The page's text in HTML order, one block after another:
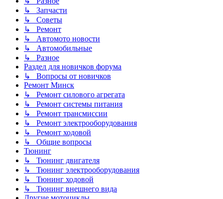
↳ Запчасти
↳ Советы
↳ Ремонт
↳ Автомото новости
↳ Автомобильные
↳ Разное
Раздел для новичков форума
↳ Вопросы от новичков
Ремонт Минск
↳ Ремонт силового агрегата
↳ Ремонт системы питания
↳ Ремонт трансмиссии
↳ Ремонт электрооборудования
↳ Ремонт ходовой
↳ Общие вопросы
Тюнинг
↳ Тюнинг двигателя
↳ Тюнинг электрооборудования
↳ Тюнинг ходовой
↳ Тюнинг внешнего вида